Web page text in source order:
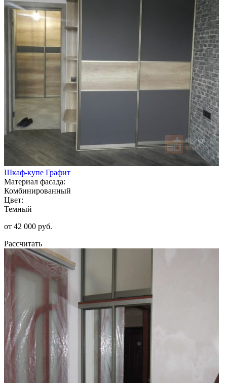
Шкаф-купе Графит
Материал фасада:
Комбинированный
Цвет:
Темный
от 42 000 руб.
Рассчитать